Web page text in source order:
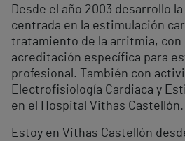
Desde el año 2003 desarrollo
centrada en la estimulación
tratamiento de la arritmia, con
acreditación específica para
profesional. También con
Electrofisiología Cardiaca y
en el Hospital Vithas Castellón.
Estoy en Vithas Castellón